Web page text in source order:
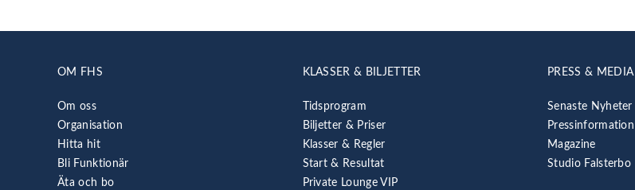
OM FHS
Om oss
Organisation
Hitta hit
Bli Funktionär
Äta och bo
KLASSER & BILJETTER
Tidsprogram
Biljetter & Priser
Klasser & Regler
Start & Resultat
Private Lounge VIP
PRESS & MEDIA
Senaste Nyheter
Pressinformation
Magazine
Studio Falsterbo